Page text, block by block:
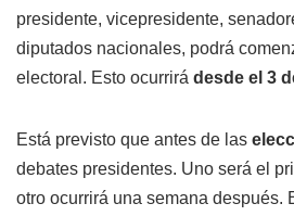
presidente, vicepresidente,
diputados nacionales, podrá
electoral. Esto ocurrirá desde el 3
Está previsto que antes de las
debates presidentes. Uno será el
otro ocurrirá una semana después.